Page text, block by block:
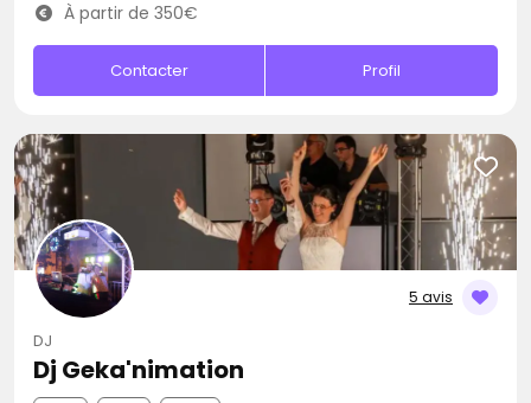
À partir de 350€
Contacter Profil
5 avis
DJ
Dj Geka'nimation